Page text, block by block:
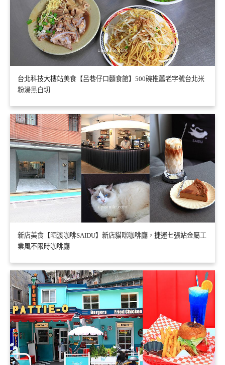
台北科技大樓站美食【呂巷仔口麵食館】500碗推薦老字號台北米
粉湯黑白切
新店美食【晒渡咖啡SAIDU】新店貓咪咖啡廳，捷運七張站金屬工
業風不限時咖啡廳